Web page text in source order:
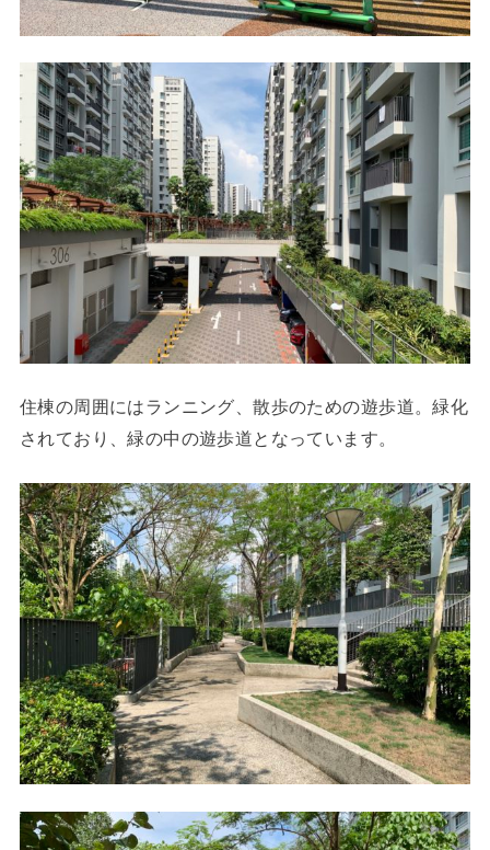
住棟の周囲にはランニング、散歩のための遊歩道。緑化
されており、緑の中の遊歩道となっています。